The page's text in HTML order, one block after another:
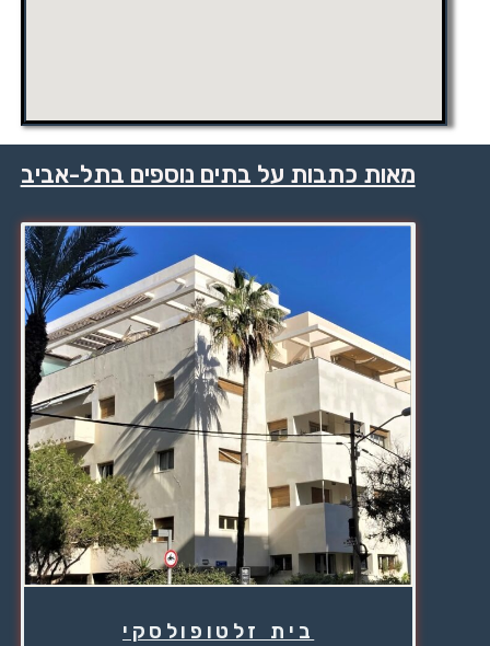
מאות כתבות על בתים נוספים בתל-אביב
בית זלטופולסקי